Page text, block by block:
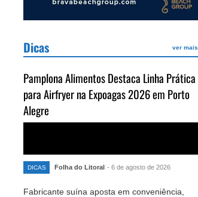
Dicas ver mais
Pamplona Alimentos Destaca Linha Prática
para Airfryer na Expoagas 2026 em Porto
Alegre
DICAS Folha do Litoral - 6 de agosto de 2026
Fabricante suína aposta em conveniência,